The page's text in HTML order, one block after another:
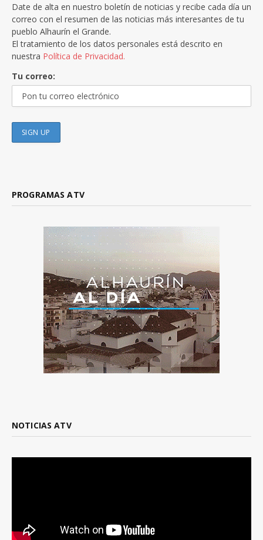
Date de alta en nuestro boletín de noticias y recibe cada día un
correo con el resumen de las noticias más interesantes de tu
pueblo Alhaurín el Grande.
El tratamiento de los datos personales está descrito en
nuestra Política de Privacidad.
Tu correo:
PROGRAMAS ATV
NOTICIAS ATV